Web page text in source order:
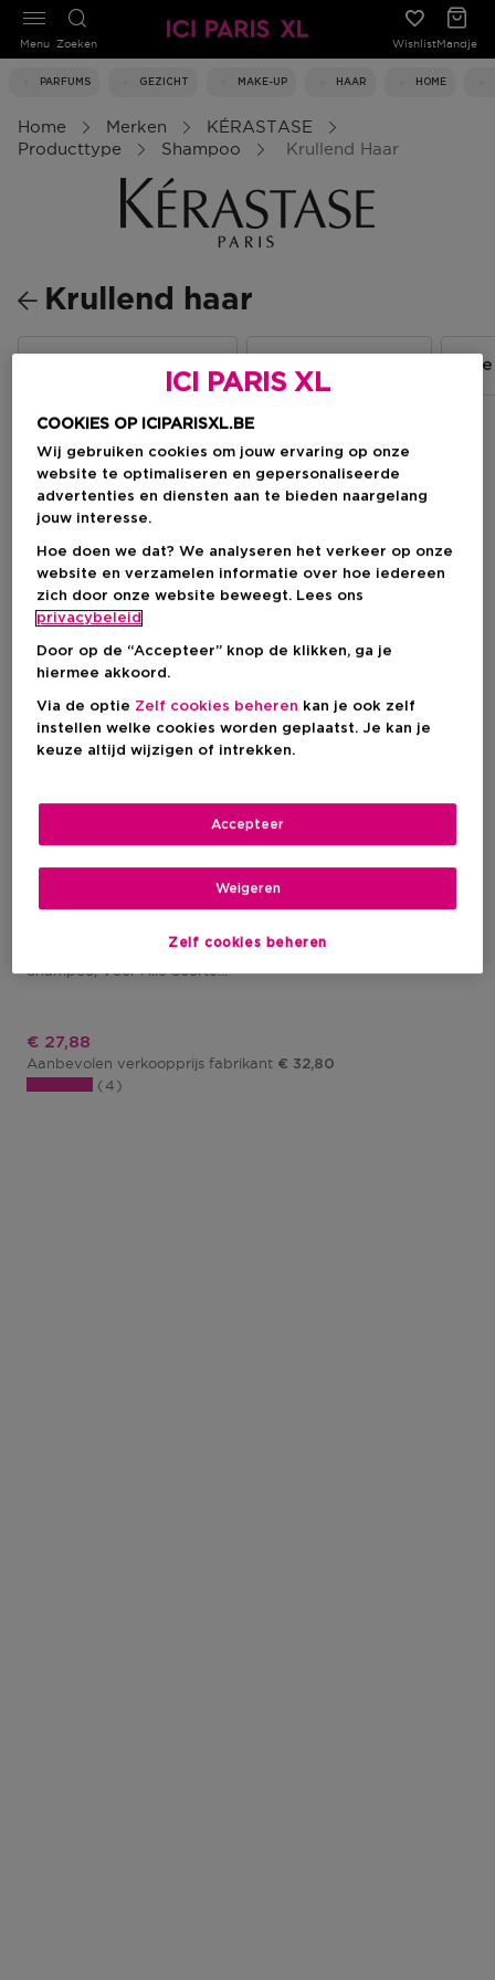
Zoeken WishlistMandje
PARFUMS GEZICHT MAKE-UP HAAR HOME
Menu
Home Merken
KÉRASTASE
Producttype
Shampoo Krullend Haar
Krullend haar
Filteren
Kortingsprijs
€ 27,88
Aanbevolen verkoopprijs fabrikant € 32,80
4
ICI PARIS XL
COOKIES OP ICIPARISXL.BE
Wij gebruiken cookies om jouw ervaring op onze
website te optimaliseren en gepersonaliseerde
advertenties en diensten aan te bieden naargelang
jouw interesse.
Hoe doen we dat? We analyseren het verkeer op onze
website en verzamelen informatie over hoe iedereen
zich door onze website beweegt. Lees ons
privacybeleid
Door op de “Accepteer” knop de klikken, ga je
hiermee akkoord.
Via de optie Zelf cookies beheren kan je ook zelf
instellen welke cookies worden geplaatst. Je kan je
keuze altijd wijzigen of intrekken.
Zelf cookies beheren
Weigeren
Accepteer